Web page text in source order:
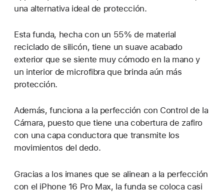
una alternativa ideal de protección.
Esta funda, hecha con un 55% de material
reciclado de silicón, tiene un suave acabado
exterior que se siente muy cómodo en la mano y
un interior de microfibra que brinda aún más
protección.
Además, funciona a la perfección con Control de la
Cámara, puesto que tiene una cobertura de zafiro
con una capa conductora que transmite los
movimientos del dedo.
Gracias a los imanes que se alinean a la perfección
con el iPhone 16 Pro Max, la funda se coloca casi